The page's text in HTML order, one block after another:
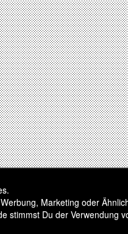
Marketing oder
stimmst Du der Verwendung